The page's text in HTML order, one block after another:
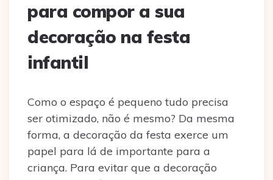
para compor a sua
decoração na festa
infantil
Como o espaço é pequeno tudo precisa
ser otimizado, não é mesmo? Da mesma
forma, a decoração da festa exerce um
papel para lá de importante para a
criança. Para evitar que a decoração